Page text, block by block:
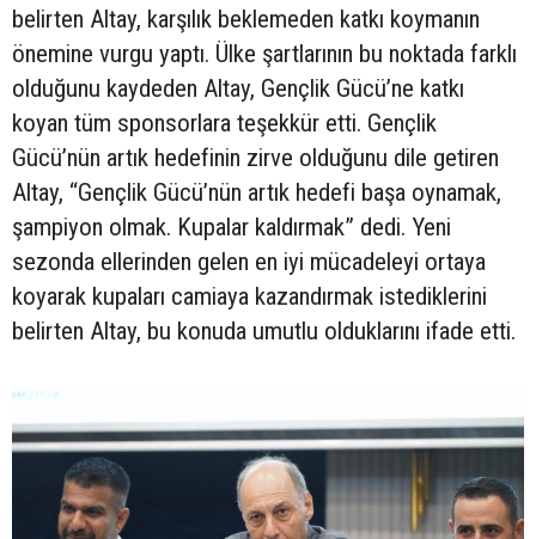
belirten Altay, karşılık beklemeden katkı koymanın
önemine vurgu yaptı. Ülke şartlarının bu noktada farklı
olduğunu kaydeden Altay, Gençlik Gücü’ne katkı
koyan tüm sponsorlara teşekkür etti. Gençlik
Gücü’nün artık hedefinin zirve olduğunu dile getiren
Altay, “Gençlik Gücü’nün artık hedefi başa oynamak,
şampiyon olmak. Kupalar kaldırmak” dedi. Yeni
sezonda ellerinden gelen en iyi mücadeleyi ortaya
koyarak kupaları camiaya kazandırmak istediklerini
belirten Altay, bu konuda umutlu olduklarını ifade etti.